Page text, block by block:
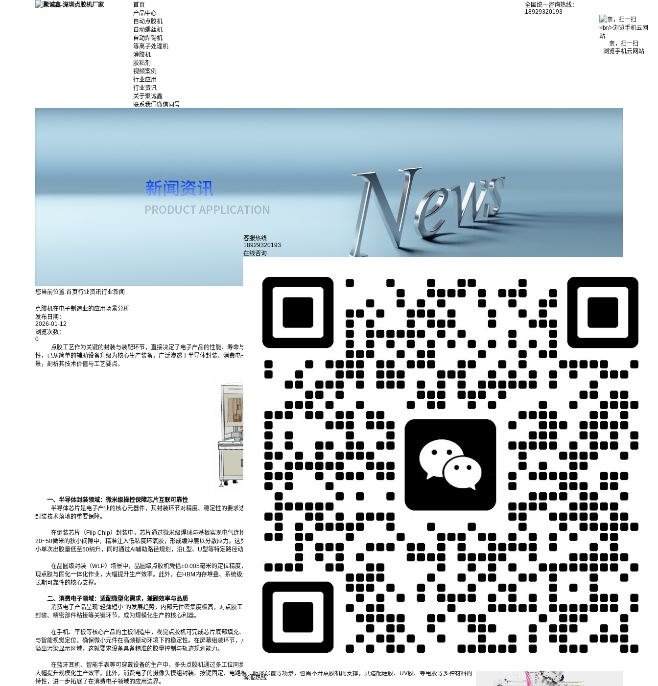
首页
产品中心
自动点胶机
自动螺丝机
自动焊锡机
等离子处理机
灌胶机
胶粘剂
视频案例
行业应用
行业资讯
关于聚诚鑫
联系我们微信同号
全国统一咨询热线：
18929320193
您当前位置:首页行业资讯行业新闻
公司新闻
点胶机在电子制造业的应用场景分析
发布日期：
2026-01-12
浏览次数：
0
点胶工艺作为关键的封装与装配环节，直接决定了电子产品的性能、寿命与稳定性。点胶机凭借其微米级的精准控胶能力、全自动化的作业模式以及智能化的适配特
性，已从简单的辅助设备升级为核心生产装备，广泛渗透于半导体封装、消费电子、汽车电子、医疗电子等多个细分领域。下面将聚焦点胶机在电子制造业的核心应用场
景，剖析其技术价值与工艺要点。
一、半导体封装领域：微米级操控保障芯片互联可靠性
半导体芯片是电子产业的核心元器件，其封装环节对精度、稳定性的要求达到纳升级别，点胶机在此领域承担着互联加固、散热防护、绝缘密封等关键使命，是先进
封装技术落地的重要保障。
在倒装芯片（Flip Chip）封装中，芯片通过微米级焊球与基板实现电气连接，而焊球极易受热胀冷缩、机械冲击影响发生断裂。此时，自动点胶机需在芯片与基板仅
20~50微米的狭小间隙中，精准注入低粘度环氧胶，形成缓冲层以分散应力。这类点胶机搭载高响应压电喷射阀与实时压力闭环系统，可实现±1%以内的点胶重复精度，最
小单次出胶量低至50纳升，同时通过AI辅助路径规划，沿L型、U型等特定路径动态填充，避免气泡与空洞产生。
在晶圆级封装（WLP）场景中，晶圆级点胶机凭借±0.005毫米的定位精度，可完成12英寸晶圆表面的芯片粘接、底部填充等工艺，部分设备还集成UV固化模块，实
现点胶与固化一体化作业，大幅提升生产效率。此外，在HBM内存堆叠、系统级封装（SiP）等高密度集成工艺中，点胶机的精准控胶能力更是保障芯片信号传输稳定性与
长期可靠性的核心支撑。
二、消费电子领域：适配微型化需求，兼顾效率与品质
消费电子产品呈现“轻薄短小”的发展趋势，内部元件密集度极高，对点胶工艺的精准度、速度与兼容性提出了多重挑战。点胶机在此领域广泛应用于主板组装、屏幕
封装、精密部件粘接等关键环节，成为规模化生产的核心利器。
在手机、平板等核心产品的主板制造中，视觉点胶机可完成芯片底部填充、电源管理芯片（PMIC）封装、FPC柔性电路板补强等工艺，通过0.01毫米级的超细点胶
与智能视觉定位，确保微小元件在高频振动环境下的稳定性。在屏幕组装环节，点胶机精准施加光学胶实现显示屏与触控模组的粘接，既要保证粘接牢固度，又需避免胶液
溢出污染显示区域，这就要求设备具备精准的胶量控制与轨迹规划能力。
在蓝牙耳机、智能手表等可穿戴设备的生产中，多头点胶机通过多工位同步作业，可同时完成扬声器密封、电池固定、传感器粘接等工序，动作频率超过100次/分，
大幅提升规模化生产效率。此外，消费电子的摄像头模组封装、按键固定、电路板三防漆涂覆等场景，也离不开点胶机的支撑，其适配硅胶、UV胶、导电胶等多种材料的
特性，进一步拓展了在消费电子领域的应用边界。
相关推荐
JCX-PUR331聚诚鑫热熔胶点胶机
JCX-UV5311 聚诚鑫双工位UV胶点胶固化一体机
客服热线
18929320193
在线咨询
客服热线
亲，扫一扫
浏览手机云网站